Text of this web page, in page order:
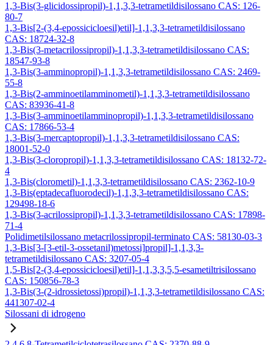
1,3-Bis(3-glicidossipropil)-1,1,3,3-tetrametildisilossano CAS: 126-
80-7
1,3-Bis[2-(3,4-epossicicloesil)etil]-1,1,3,3-tetrametildisilossano
CAS: 18724-32-8
1,3-Bis(3-metacrilossipropil)-1,1,3,3-tetrametildisilossano CAS:
18547-93-8
1,3-Bis(3-amminopropil)-1,1,3,3-tetrametildisilossano CAS: 2469-
55-8
1,3-Bis(2-amminoetilamminometil)-1,1,3,3-tetrametildisilossano
CAS: 83936-41-8
1,3-Bis(3-amminoetilamminopropil)-1,1,3,3-tetrametildisilossano
CAS: 17866-53-4
1,3-Bis(3-mercaptopropil)-1,1,3,3-tetrametildisilossano CAS:
18001-52-0
1,3-Bis(3-cloropropil)-1,1,3,3-tetrametildisilossano CAS: 18132-72-
4
1,3-Bis(clorometil)-1,1,3,3-tetrametildisilossano CAS: 2362-10-9
1,3-Bis(eptadecafluorodecil)-1,1,3,3-tetrametildisilossano CAS:
129498-18-6
1,3-Bis(3-acrilossipropil)-1,1,3,3-tetrametildisilossano CAS: 17898-
71-4
Polidimetilsilossano metacrilossipropil-terminato CAS: 58130-03-3
1,3-Bis[3-[3-etil-3-ossetanil)metossi]propil]-1,1,3,3-
tetrametildisilossano CAS: 3207-05-4
1,5-Bis[2-(3,4-epossicicloesil)etil]-1,1,3,3,5,5-esametiltrisilossano
CAS: 150856-78-3
1,3-Bis(3-(2-idrossietossi)propil)-1,1,3,3-tetrametildisilossano CAS:
441307-02-4
Silossani di idrogeno